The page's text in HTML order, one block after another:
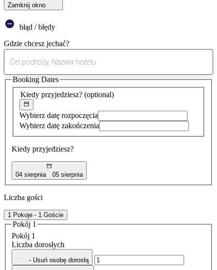
Zamknij okno
błąd / błędy
Gdzie chcesz jechać?
sugestia
została
znaleziona
Kiedy przyjedziesz? (optional)
Wybierz datę rozpoczęcia
Wybierz datę zakończenia
Kiedy przyjedziesz?
04 sierpnia 05 sierpnia
Booking Dates
Liczba gości
1 Pokoje - 1 Goście
Pokój 1
Pokój 1
Liczba dorosłych
- Usuń osobę dorosłą